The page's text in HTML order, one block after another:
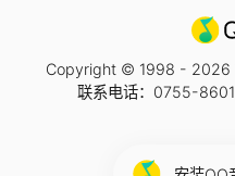
Copyright © 1998 - 2026
联系电话：0755-